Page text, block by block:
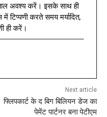
अवश्य करें। इसके साथ ही
टिप्पणी करते समय मर्यादित,
ही करें।
Next article
फ्लिपकार्ट के द बिग बिलियन डेज का
पेमेंट पार्टनर बना पेटीएम